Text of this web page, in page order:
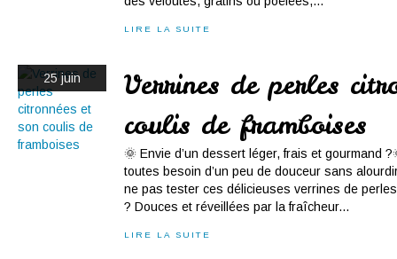
LIRE LA SUITE
25 juin
Verrines de perles
coulis de framboises
🌞 Envie d’un dessert léger, frais et gourmand
toutes besoin d’un peu de douceur sans
ne pas tester ces délicieuses verrines de
? Douces et réveillées par la fraîcheur...
LIRE LA SUITE